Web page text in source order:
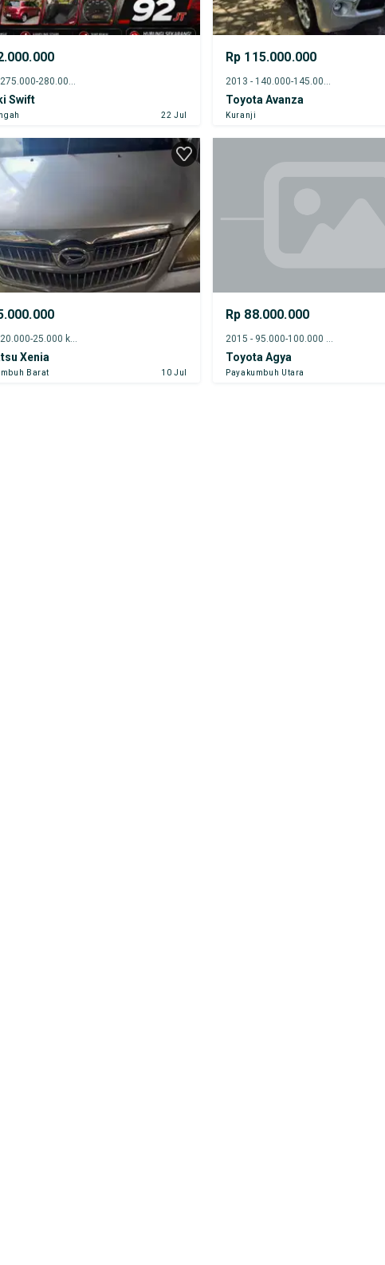
2012 - 275.000-280.000 km
Swift
22 Jul
Rp 115.000.000
2013 - 140.000-145.000 km
Toyota Avanza
Kuranji
2007 - 20.000-25.000 km
Xenia
Barat 10 Jul
Rp 88.000.000
2015 - 95.000-100.000 km
Toyota Agya
Payakumbuh Utara